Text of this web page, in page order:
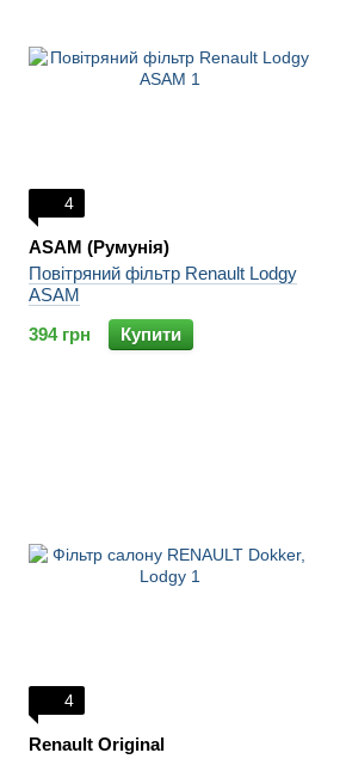
4
ASAM (Румунія)
Повітряний фільтр Renault Lodgy
ASAM
394 грн
Купити
4
Renault Original